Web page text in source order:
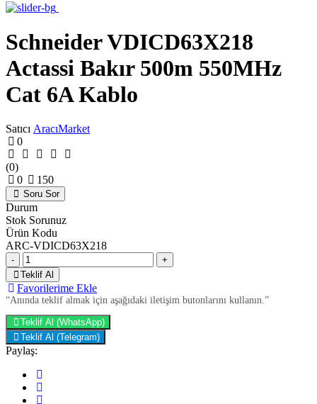
Schneider VDICD63X218
Actassi Bakır 500m 550MHz
Cat 6A Kablo
Satıcı AracıMarket
0
(0)
0
150
Soru Sor
Durum
Stok Sorunuz
Ürün Kodu
ARC-VDICD63X218
-
+
Teklif Al
Favorilerime Ekle
“Anında teklif almak için aşağıdaki iletişim butonlarını kullanın.”
Teklif Al (WhatsApp)
Teklif Al (Telegram)
Paylaş: